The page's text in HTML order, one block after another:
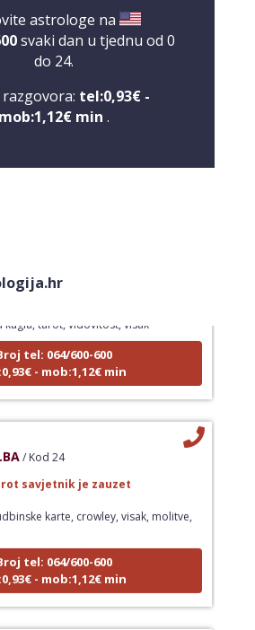
astrologe na
svaki dan u tjednu od 0
do 24.
tel:0,93€ -
mob:1,12€ min .
savjetnik je zauzet
tel: 064/600-600
- mob:1,12€ min
/ Kod 24
savjetnik je zauzet
karte, crowley, visak, molitve,
tel: 064/600-600
- mob:1,12€ min